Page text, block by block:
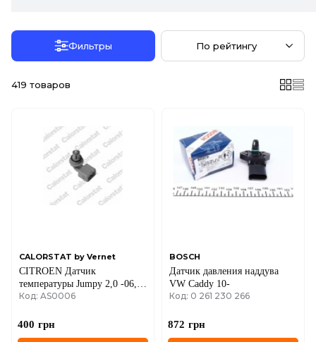
FIAT
FORD
GMC
GREAT WALL
HAVAL
Фильтры По рейтингу
419 товаров
CALORSTAT by Vernet
CITROEN Датчик
температуры Jumpy 2,0 -06,
FIAT Scudo, Ulysse,
Код: AS0006
400 грн
BOSCH
Датчик давления наддува
VW Caddy 10-
Код: 0 261 230 266
872 грн